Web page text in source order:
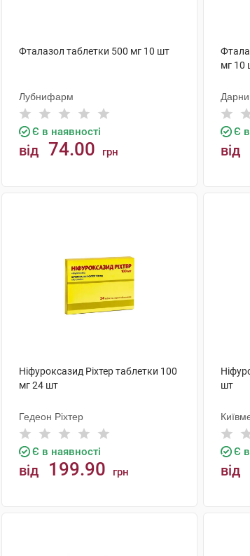
Фталазол таблетки 500 мг 10 шт
Лубнифарм
Є в наявності
від 74.00 грн
мг 10
Є
від
Ніфуроксазид Ріхтер таблетки 100
мг 24 шт
Гедеон Ріхтер
Є в наявності
від 199.90 грн
шт
Є
від